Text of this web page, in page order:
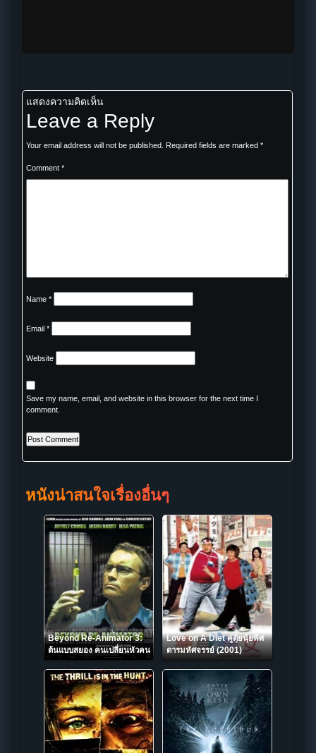
แสดงความคิดเห็น
Leave a Reply
Your email address will not be published. Required fields are marked *
Comment *
Name *
Email *
Website
Save my name, email, and website in this browser for the next time I
comment.
หนังน่าสนใจเรื่องอื่นๆ
Beyond Re-Animator 3:
ต้นแบบสยอง คนเปลี่ยนหัวคน
(2003)
Love on A Diet คู่ตุ้ยนุ้ยพิศ
ดารมหัศจรรย์ (2001)